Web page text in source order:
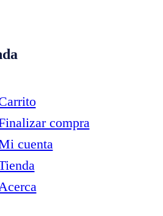
compra
cuenta